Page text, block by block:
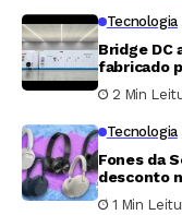
Tecnologia
Bridge DC
fabricado
2 Min
Tecnologia
Fones da
desconto
1 Min